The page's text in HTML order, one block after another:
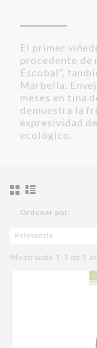
El primer
procedente de
Escobal”,
Marbella.
meses en tina
demuestra la
expresividad
ecológico.
Ordenar por:
Relevancia
Mostrando 1-1 de 1